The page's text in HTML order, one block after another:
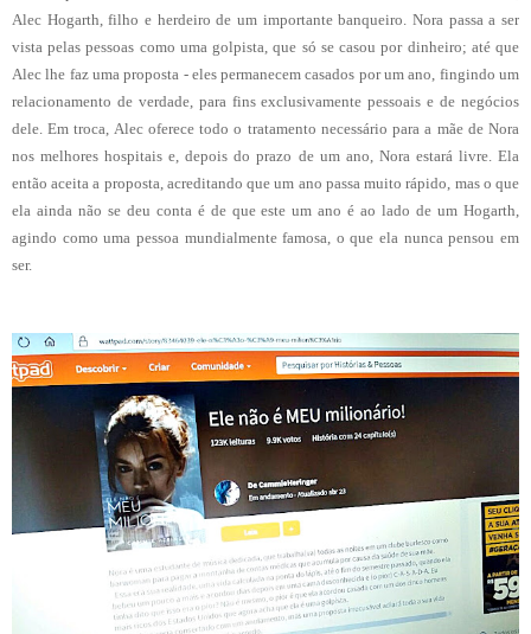
Alec Hogarth, filho e herdeiro de um importante banqueiro.Nora passa a ser
vista pelas pessoas como uma golpista, que só se casou por dinheiro; até que
Alec lhe faz uma proposta - eles permanecem casados por um ano, fingindo um
relacionamento de verdade, para fins exclusivamente pessoais e de negócios
dele. Em troca, Alec oferece todo o tratamento necessário para a mãe de Nora
nos melhores hospitais e, depois do prazo de um ano, Nora estará livre. Ela
então aceita a proposta, acreditando que um ano passa muito rápido, mas o que
ela ainda não se deu conta é de que este um ano é ao lado de um Hogarth,
agindo como uma pessoa mundialmente famosa, o que ela nunca pensou em
ser.